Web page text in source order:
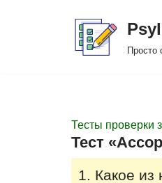
Просто
Тесты проверки
Тест
1. Какое из